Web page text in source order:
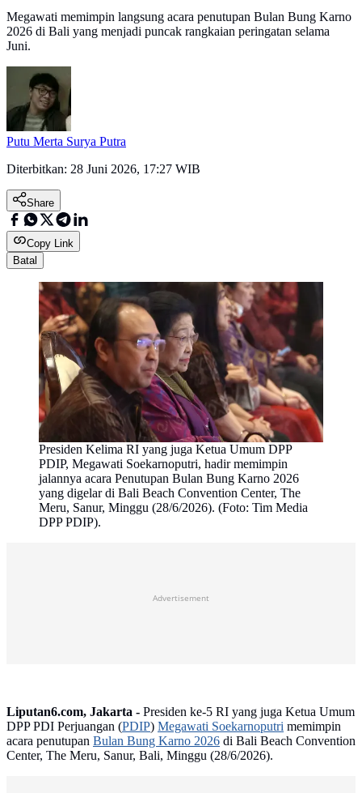
Megawati memimpin langsung acara penutupan Bulan Bung Karno
2026 di Bali yang menjadi puncak rangkaian peringatan selama
Juni.
Putu Merta Surya Putra
Diterbitkan: 28 Juni 2026, 17:27 WIB
Share
Copy Link
Batal
Presiden Kelima RI yang juga Ketua Umum DPP
PDIP, Megawati Soekarnoputri, hadir memimpin
jalannya acara Penutupan Bulan Bung Karno 2026
yang digelar di Bali Beach Convention Center, The
Meru, Sanur, Minggu (28/6/2026). (Foto: Tim Media
DPP PDIP).
Advertisement
Liputan6.com, Jakarta - Presiden ke-5 RI yang juga Ketua Umum
DPP PDI Perjuangan (PDIP) Megawati Soekarnoputri memimpin
acara penutupan Bulan Bung Karno 2026 di Bali Beach Convention
Center, The Meru, Sanur, Bali, Minggu (28/6/2026).